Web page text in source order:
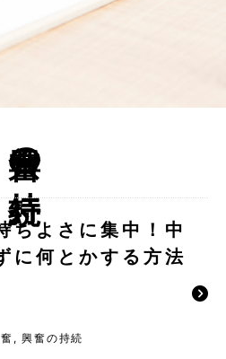
興奮の持続
ちよさに集中！中
に何とかする方法
,興奮の持続